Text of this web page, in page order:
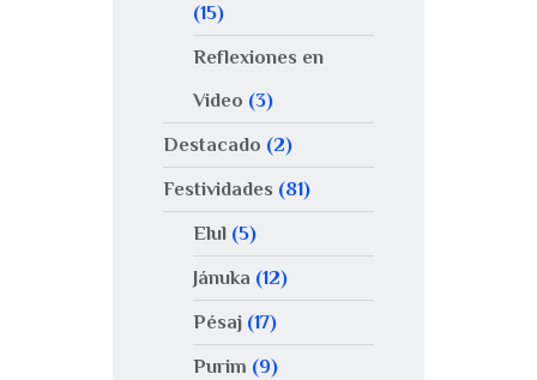
(15)
Reflexiones en
Video (3)
Destacado (2)
Festividades (81)
Elul(5)
Jánuka (12)
Pésaj(17)
Purim (9)